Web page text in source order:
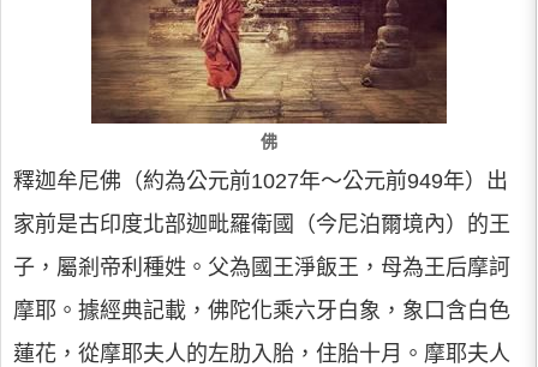
佛
釋迦牟尼佛（約為公元前1027年～公元前949年）出
家前是古印度北部迦毗羅衛國（今尼泊爾境內）的王
子，屬剎帝利種姓。父為國王淨飯王，母為王后摩訶
摩耶。據經典記載，佛陀化乘六牙白象，象口含白色
蓮花，從摩耶夫人的左肋入胎，住胎十月。摩耶夫人